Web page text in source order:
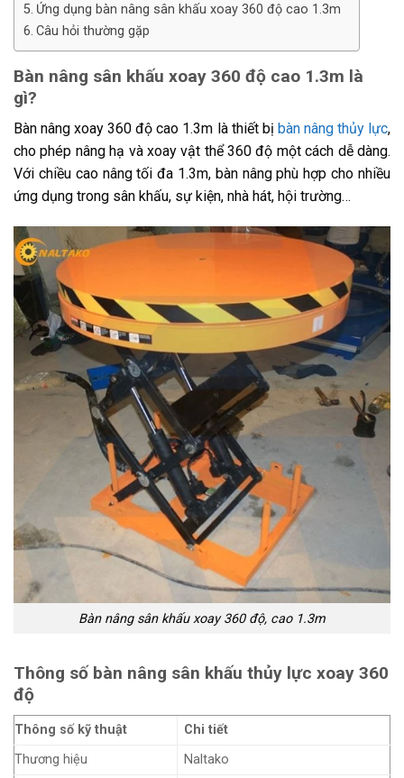
Ứng dụng bàn nâng sân khấu xoay 360 độ cao 1.3m
Câu hỏi thường gặp
Bàn nâng sân khấu xoay 360 độ cao 1.3m là
gì?
Bàn nâng xoay 360 độ cao 1.3m là thiết bị bàn nâng thủy lực,
cho phép nâng hạ và xoay vật thể 360 độ một cách dễ dàng.
Với chiều cao nâng tối đa 1.3m, bàn nâng phù hợp cho nhiều
ứng dụng trong sân khấu, sự kiện, nhà hát, hội trường…
Bàn nâng sân khấu xoay 360 độ, cao 1.3m
Thông số bàn nâng sân khấu thủy lực xoay 360
độ
Thông số kỹ thuật
Chi tiết
Thương hiệu
Naltako